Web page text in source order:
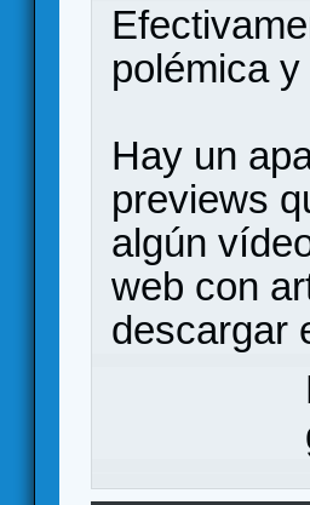
polémica
Hay un
previews
algún
web con
descargar